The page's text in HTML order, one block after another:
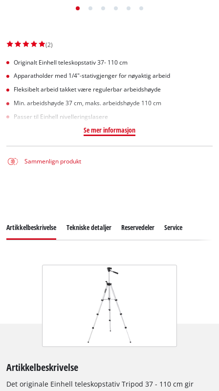
(2)
Originalt Einhell teleskopstativ 37- 110 cm
Apparatholder med 1/4"-stativgjenger for nøyaktig arbeid
Fleksibelt arbeid takket være regulerbar arbeidshøyde
Min. arbeidshøyde 37 cm, maks. arbeidshøyde 110 cm
Passer til Einhell nivelleringslasere
Se mer informasjon
Sammenlign produkt
Artikkelbeskrivelse Tekniske detaljer Reservedeler Service
Artikkelbeskrivelse
Det originale Einhell teleskopstativ Tripod 37 - 110 cm gir